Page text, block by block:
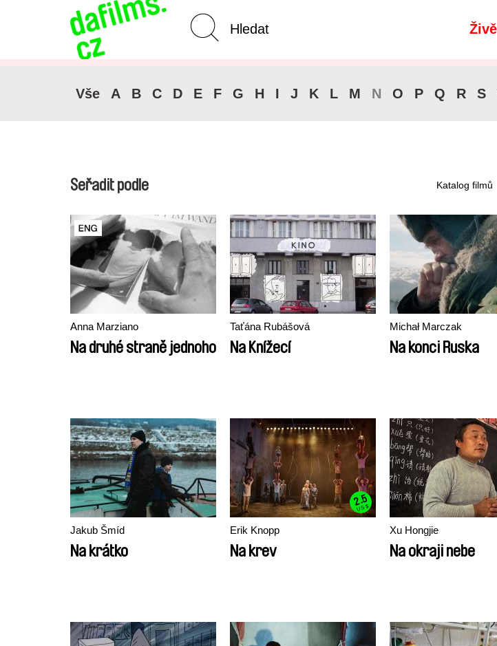
Živě
Pokročilé vyhledávání
Vše A B C D E F G H I J K L M N O P Q R S
Seřadit podle Katalog filmů
Anna Marziano
Na druhé straně jednoho
Taťána Rubášová
Na Knížecí
Michał Marczak
Na konci Ruska
Jakub Šmíd
Na krátko
2.5
US $
Erik Knopp
Na krev
Xu Hongjie
Na okraji nebe